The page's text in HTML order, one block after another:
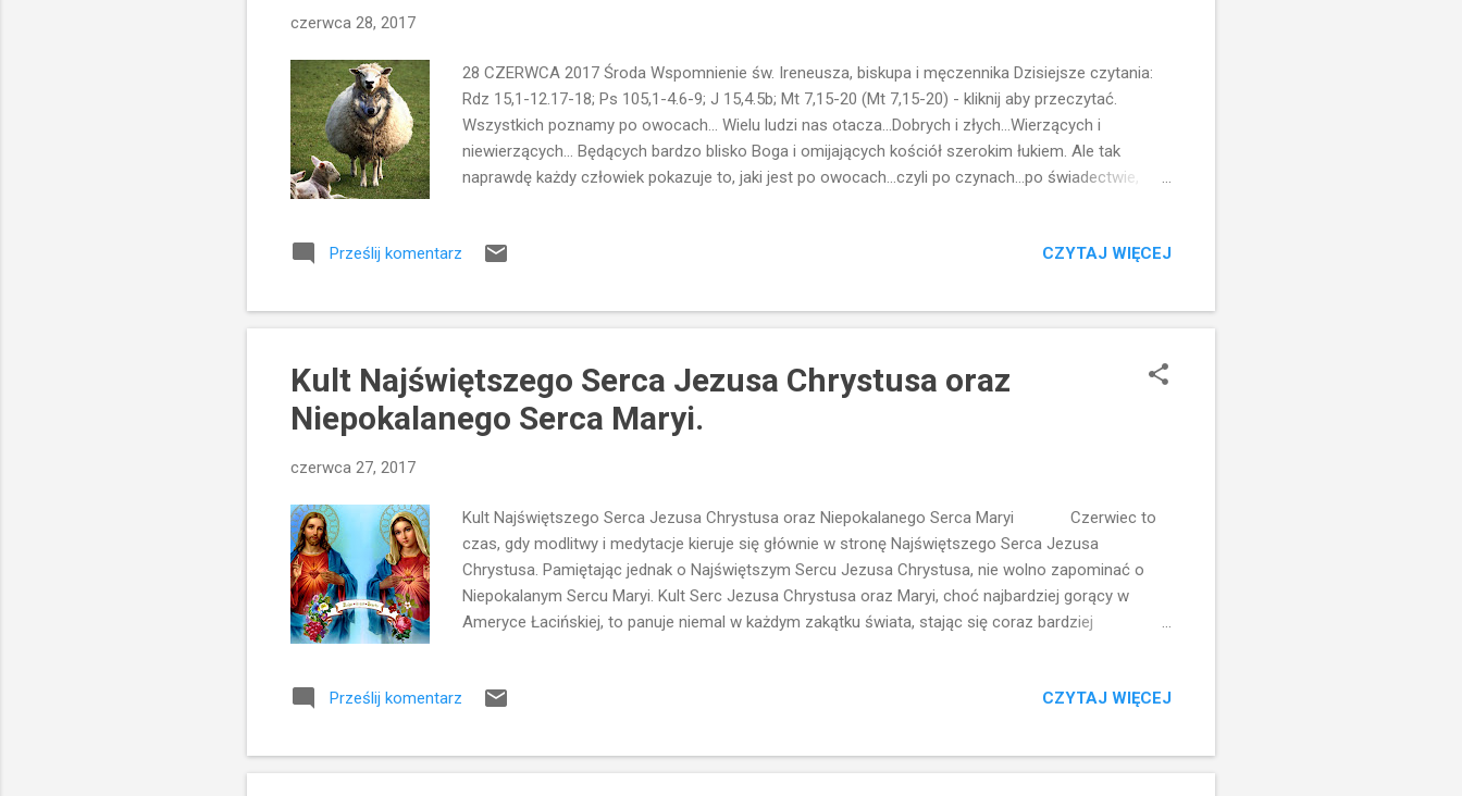
czerwca 28, 2017
28 CZERWCA 2017 Środa Wspomnienie św. Ireneusza, biskupa i męczennika Dzisiejsze czytania:
Rdz 15,1-12.17-18; Ps 105,1-4.6-9; J 15,4.5b; Mt 7,15-20 (Mt 7,15-20) - kliknij aby przeczytać.
Wszystkich poznamy po owocach... Wielu ludzi nas otacza...Dobrych i złych...Wierzących i
niewierzących... Będących bardzo blisko Boga i omijających kościół szerokim łukiem. Ale tak
naprawdę każdy człowiek pokazuje to, jaki jest po owocach...czyli po czynach...po świadectwie,
w pierwszym rzędzie... chwalić Boga, klaskać i wznosić ręce...cytować Ewangelię w każdej
jest wśród nas... Może nawet w naszych rodzinach...Ale tak naprawdę nie słowa się liczą...nie
klepane pacierze... Nawet nie odczytywane publicz...
Prześlij komentarz CZYTAJ WIĘCEJ
Kult Najświętszego Serca Jezusa Chrystusa oraz
Niepokalanego Serca Maryi.
czerwca 27, 2017
Kult Najświętszego Serca Jezusa Chrystusa oraz Niepokalanego Serca Maryi Czerwiec to
czas, gdy modlitwy i medytacje kieruje się głównie w stronę Najświętszego Serca Jezusa
Chrystusa. Pamiętając jednak o Najświętszym Sercu Jezusa Chrystusa, nie wolno zapominać o
Niepokalanym Sercu Maryi. Kult Serc Jezusa Chrystusa oraz Maryi, choć najbardziej gorący w
Ameryce Łacińskiej, to panuje niemal w każdym zakątku świata, stając się coraz bardziej
pierwsze w średniowieczu za sprawą z pasyjnej pobożności, a po drugie w siedemnastym stuleciu
i śmierci, czyli wszystkim tym, co wiąże się najbardziej z życiem. To właśnie one najlepiej ujawniają,
że każde se...
Prześlij komentarz CZYTAJ WIĘCEJ